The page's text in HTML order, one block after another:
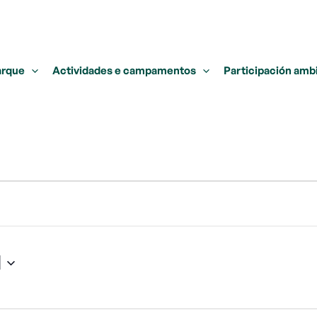
Actividades e campamentos Participación